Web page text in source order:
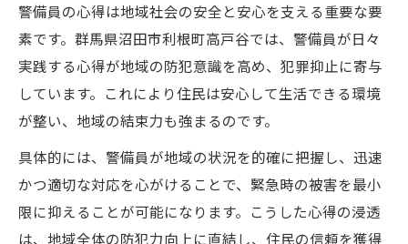
警備の観点から考える日常のリスク管理
警備の視点が活きる現場の工夫と着眼点
地域安全を守る警備員の注意点と実例紹介
安心を守る警備員の現場対応と工夫とは
警備員の現場対応が安心に直結する理由
警備現場で求められる工夫と臨機応変な判
断
警備員の心得は地域社会の安全と安心を支える重要な要
素です。群馬県沼田市利根町高戸谷では、警備員が日々
実践する心得が地域の防犯意識を高め、犯罪抑止に寄与
しています。これにより住民は安心して生活できる環境
が整い、地域の結束力も強まるのです。
具体的には、警備員が地域の状況を的確に把握し、迅速
かつ適切な対応を心がけることで、緊急時の被害を最小
限に抑えることが可能になります。こうした心得の浸透
は、地域全体の防犯力向上に直結し、住民の信頼を獲得